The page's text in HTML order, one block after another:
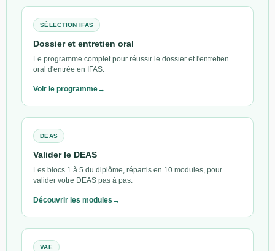
SÉLECTION IFAS
Dossier et entretien oral
Le programme complet pour réussir le dossier et l'entretien
oral d'entrée en IFAS.
Voir le programme
DEAS
Valider le DEAS
Les blocs 1 à 5 du diplôme, répartis en 10 modules, pour
valider votre DEAS pas à pas.
Découvrir les modules
VAE